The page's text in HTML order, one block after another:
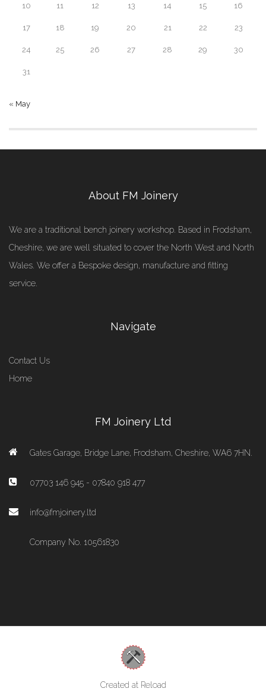
10 11 12 13 14 15 16
17 18 19 20 21 22 23
24 25 26 27 28 29 30
31
« May
About FM Joinery
We are a traditional bench joinery workshop. Based in Frodsham,
Cheshire, we are well situated to cover the North West and North
Wales. We offer a Bespoke design, manufacture and fitting
service.
Navigate
Contact Us
Home
FM Joinery Ltd
Gates Garage, Bridge Lane, Frodsham, Cheshire, WA6 7HN.
07703 146 945 - 07840 918 477
info@fmjoinery.ltd
Company No. 10561830
Created at Reload